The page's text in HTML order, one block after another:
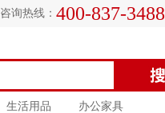
咨询热线： 400-837-3488
生活用品 办公家具